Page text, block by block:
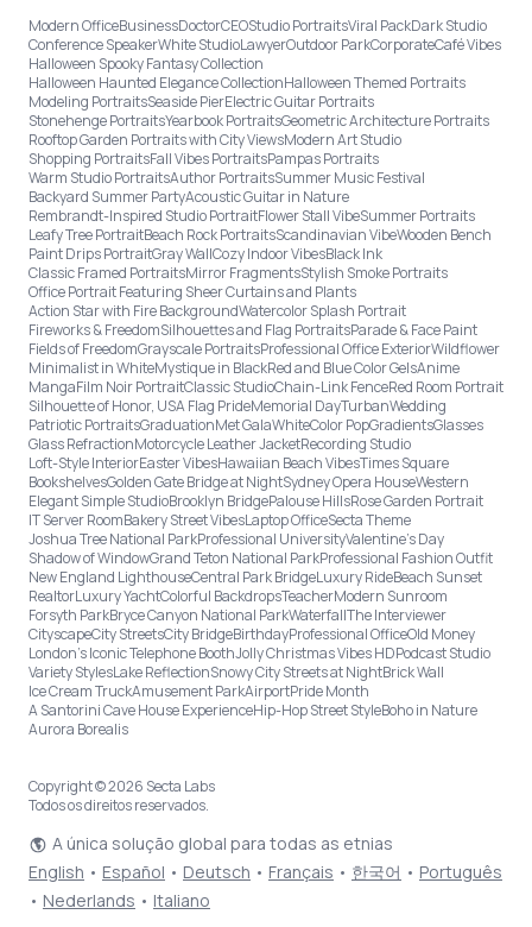
Modern OfficeBusinessDoctorCEOStudio PortraitsViral PackDark Studio
Conference SpeakerWhite StudioLawyerOutdoor ParkCorporateCafé Vibes
Halloween Spooky Fantasy Collection
Halloween Haunted Elegance CollectionHalloween Themed Portraits
Modeling PortraitsSeaside PierElectric Guitar Portraits
Stonehenge PortraitsYearbook PortraitsGeometric Architecture Portraits
Rooftop Garden Portraits with City ViewsModern Art Studio
Shopping PortraitsFall Vibes PortraitsPampas Portraits
Warm Studio PortraitsAuthor PortraitsSummer Music Festival
Backyard Summer PartyAcoustic Guitar in Nature
Rembrandt-Inspired Studio PortraitFlower Stall VibeSummer Portraits
Leafy Tree PortraitBeach Rock PortraitsScandinavian VibeWooden Bench
Paint Drips PortraitGray WallCozy Indoor VibesBlack Ink
Classic Framed PortraitsMirror FragmentsStylish Smoke Portraits
Office Portrait Featuring Sheer Curtains and Plants
Action Star with Fire BackgroundWatercolor Splash Portrait
Fireworks & FreedomSilhouettes and Flag PortraitsParade & Face Paint
Fields of FreedomGrayscale PortraitsProfessional Office ExteriorWildflower
Minimalist in WhiteMystique in BlackRed and Blue Color GelsAnime
MangaFilm Noir PortraitClassic StudioChain-Link FenceRed Room Portrait
Silhouette of Honor, USA Flag PrideMemorial DayTurbanWedding
Patriotic PortraitsGraduationMet GalaWhiteColor PopGradientsGlasses
Glass RefractionMotorcycle Leather JacketRecording Studio
Loft-Style InteriorEaster VibesHawaiian Beach VibesTimes Square
BookshelvesGolden Gate Bridge at NightSydney Opera HouseWestern
Elegant Simple StudioBrooklyn BridgePalouse HillsRose Garden Portrait
IT Server RoomBakery Street VibesLaptop OfficeSecta Theme
Joshua Tree National ParkProfessional UniversityValentine's Day
Shadow of WindowGrand Teton National ParkProfessional Fashion Outfit
New England LighthouseCentral Park BridgeLuxury RideBeach Sunset
RealtorLuxury YachtColorful BackdropsTeacherModern Sunroom
Forsyth ParkBryce Canyon National ParkWaterfallThe Interviewer
CityscapeCity StreetsCity BridgeBirthdayProfessional OfficeOld Money
London’s Iconic Telephone BoothJolly Christmas Vibes HDPodcast Studio
Variety StylesLake ReflectionSnowy City Streets at NightBrick Wall
Ice Cream TruckAmusement ParkAirportPride Month
A Santorini Cave House ExperienceHip-Hop Street StyleBoho in Nature
Aurora Borealis
Copyright © 2026 Secta Labs
Todos os direitos reservados.
A única solução global para todas as etnias
English • Español • Deutsch • Français • 한국어 • Português
• Nederlands • Italiano